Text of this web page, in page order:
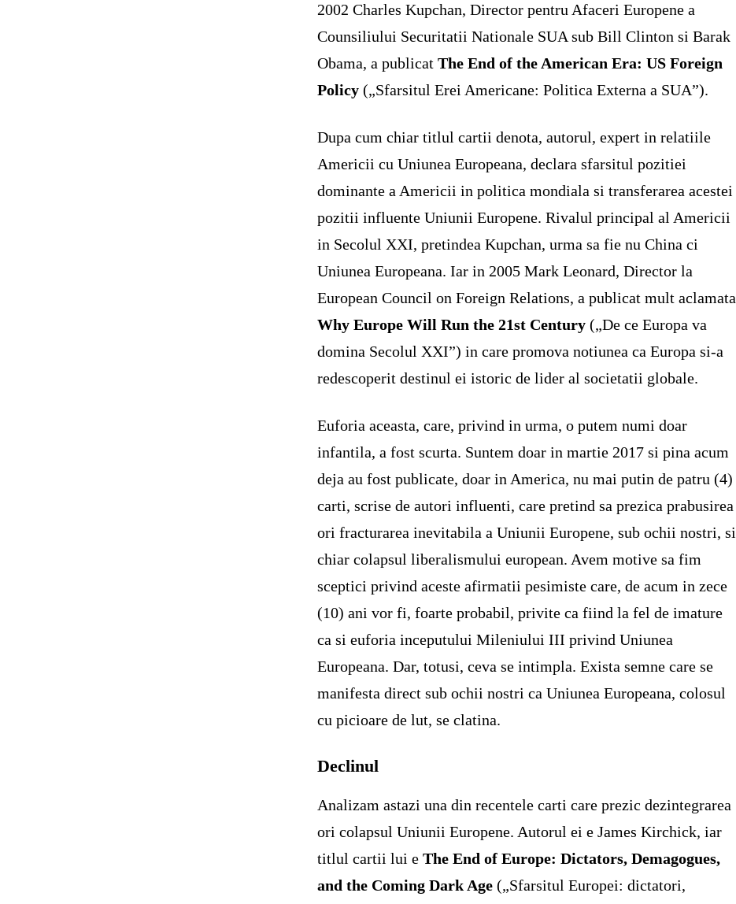
2002 Charles Kupchan, Director pentru Afaceri Europene a
Counsiliului Securitatii Nationale SUA sub Bill Clinton si Barak
Obama, a publicatThe End of the American Era: US Foreign
Policy („Sfarsitul Erei Americane: Politica Externa a SUA”).
Dupa cum chiar titlul cartii denota, autorul, expert in relatiile
Americii cu Uniunea Europeana, declara sfarsitul pozitiei
dominante a Americii in politica mondiala si transferarea acestei
pozitii influente Uniunii Europene. Rivalul principal al Americii
in Secolul XXI, pretindea Kupchan, urma sa fie nu China ci
Uniunea Europeana. Iar in 2005 Mark Leonard, Director la
European Council on Foreign Relations, a publicat mult aclamata
Why Europe Will Run the 21st Century („De ce Europa va
domina Secolul XXI”) in care promova notiunea ca Europa si-a
redescoperit destinul ei istoric de lider al societatii globale.
Euforia aceasta, care, privind in urma, o putem numi doar
infantila, a fost scurta. Suntem doar in martie 2017 si pina acum
deja au fost publicate, doar in America, nu mai putin de patru (4)
carti, scrise de autori influenti, care pretind sa prezica prabusirea
ori fracturarea inevitabila a Uniunii Europene, sub ochii nostri, si
chiar colapsul liberalismului european. Avem motive sa fim
sceptici privind aceste afirmatii pesimiste care, de acum in zece
(10) ani vor fi, foarte probabil, privite ca fiind la fel de imature
ca si euforia inceputului Mileniului III privind Uniunea
Europeana. Dar, totusi, ceva se intimpla. Exista semne care se
manifesta direct sub ochii nostri ca Uniunea Europeana, colosul
cu picioare de lut, se clatina.
Declinul
Analizam astazi una din recentele carti care prezic dezintegrarea
ori colapsul Uniunii Europene. Autorul ei e James Kirchick, iar
titlul cartii lui eThe End of Europe: Dictators, Demagogues,
and the Coming Dark Age („Sfarsitul Europei: dictatori,